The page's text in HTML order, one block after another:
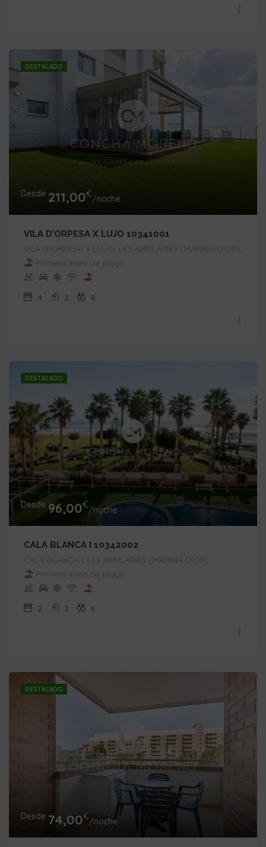
DESTACADO
Desde 211,00€/noche
VILA D’ORPESA X LUJO 10341001
VILA D'ORPESA X LUJO, LES AMPLARIES (MARINA D'OR),
Primera línea de playa
4 2 8
DESTACADO
Desde 96,00€/noche
CALA BLANCA I 10342002
CALA BLANCA I, LES AMPLARIES (MARINA D'OR),
Primera línea de playa
2 2 6
DESTACADO
Desde 74,00€/noche